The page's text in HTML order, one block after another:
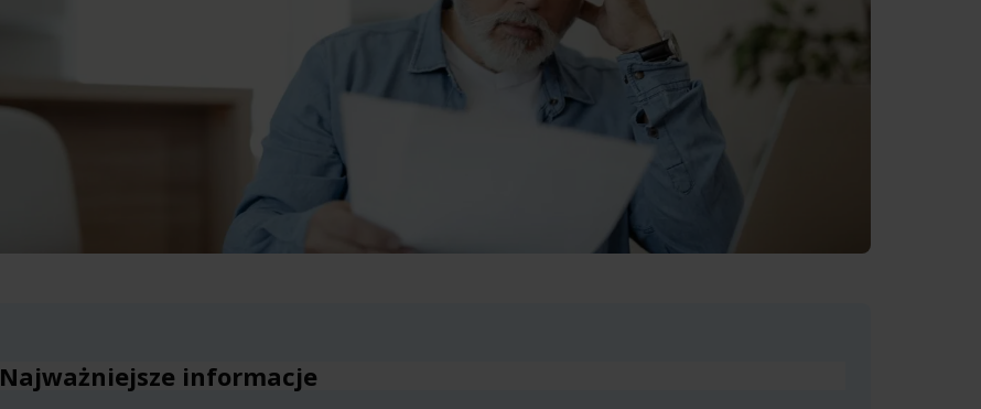
Najważniejsze informacje